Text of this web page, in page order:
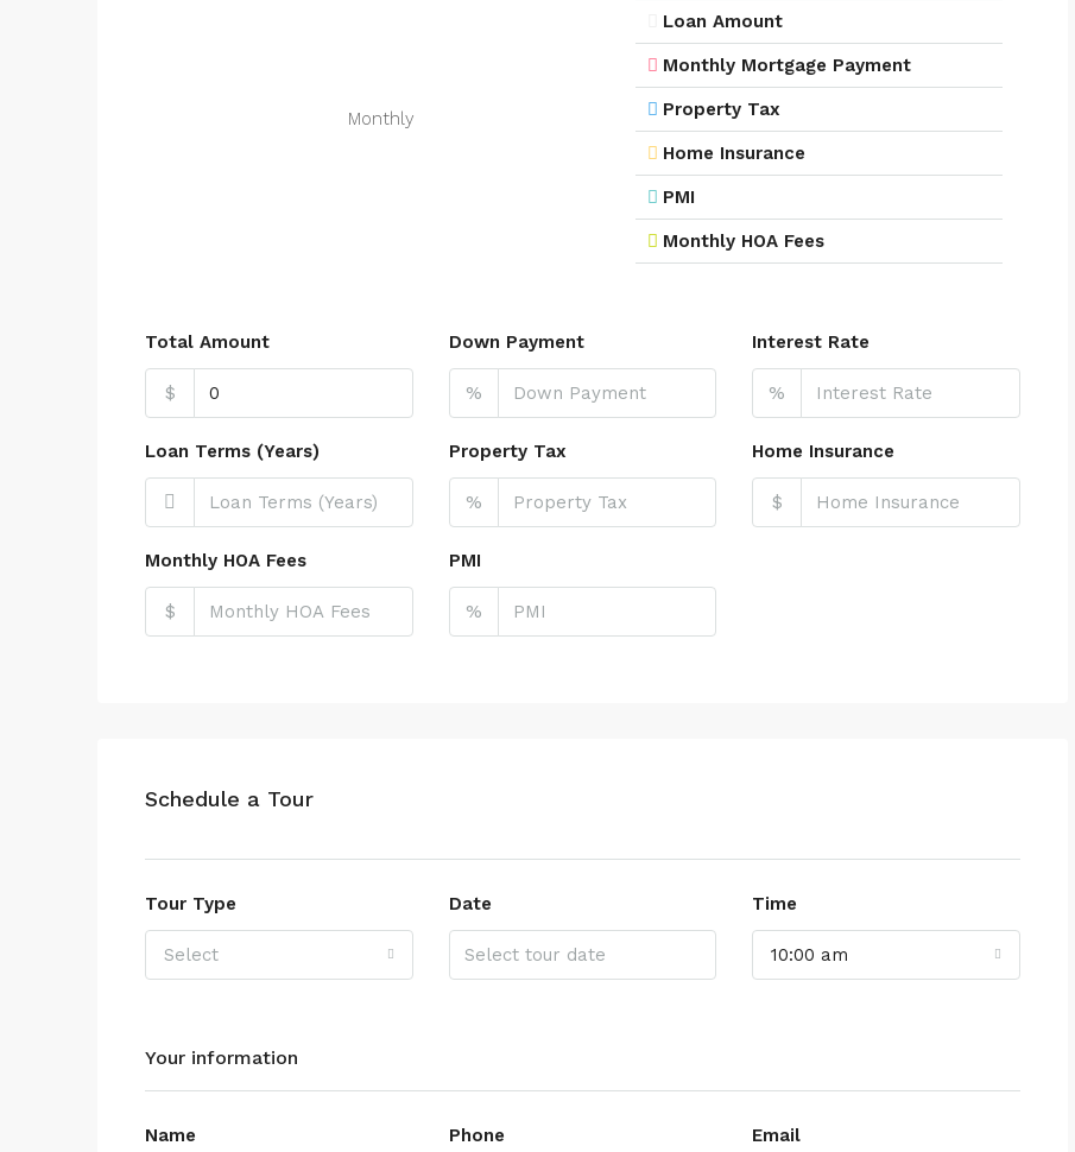
Monthly
Loan Amount
Monthly Mortgage Payment
Property Tax
Home Insurance
PMI
Monthly HOA Fees
Total Amount
$
Down Payment
%
Interest Rate
%
Loan Terms (Years) Property Tax
%
Home Insurance
$
Monthly HOA Fees
$
PMI
%
Schedule a Tour
Tour Type
Select
Date Time
10:00 am
Your information
Name Phone Email